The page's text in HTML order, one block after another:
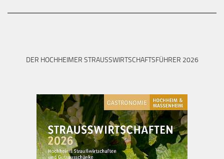
DER HOCHHEIMER STRAUSSWIRTSCHAFTSFÜHRER 2026